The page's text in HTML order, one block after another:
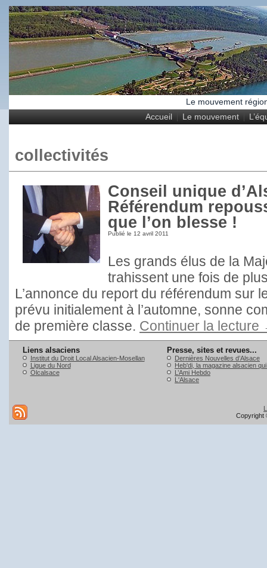
Le mouvement
Accueil
Le mouvement
collectivités
Conseil unique
Référendum
que l’on blesse !
Publié le 12 avril 2011
Les grands élus de la
trahissent une fois de
L’annonce du report du référendum sur
prévu initialement à l’automne, sonne
de première classe. Continuer la lecture
Liens alsaciens
Institut du Droit Local Alsacien-Mosellan
Ligue du Nord
Olcalsace
Presse, sites et revues...
Dernières Nouvelles d’Alsace
Heb'di, la magazine alsacien
L’Ami Hebdo
L'Alsace
Copyright